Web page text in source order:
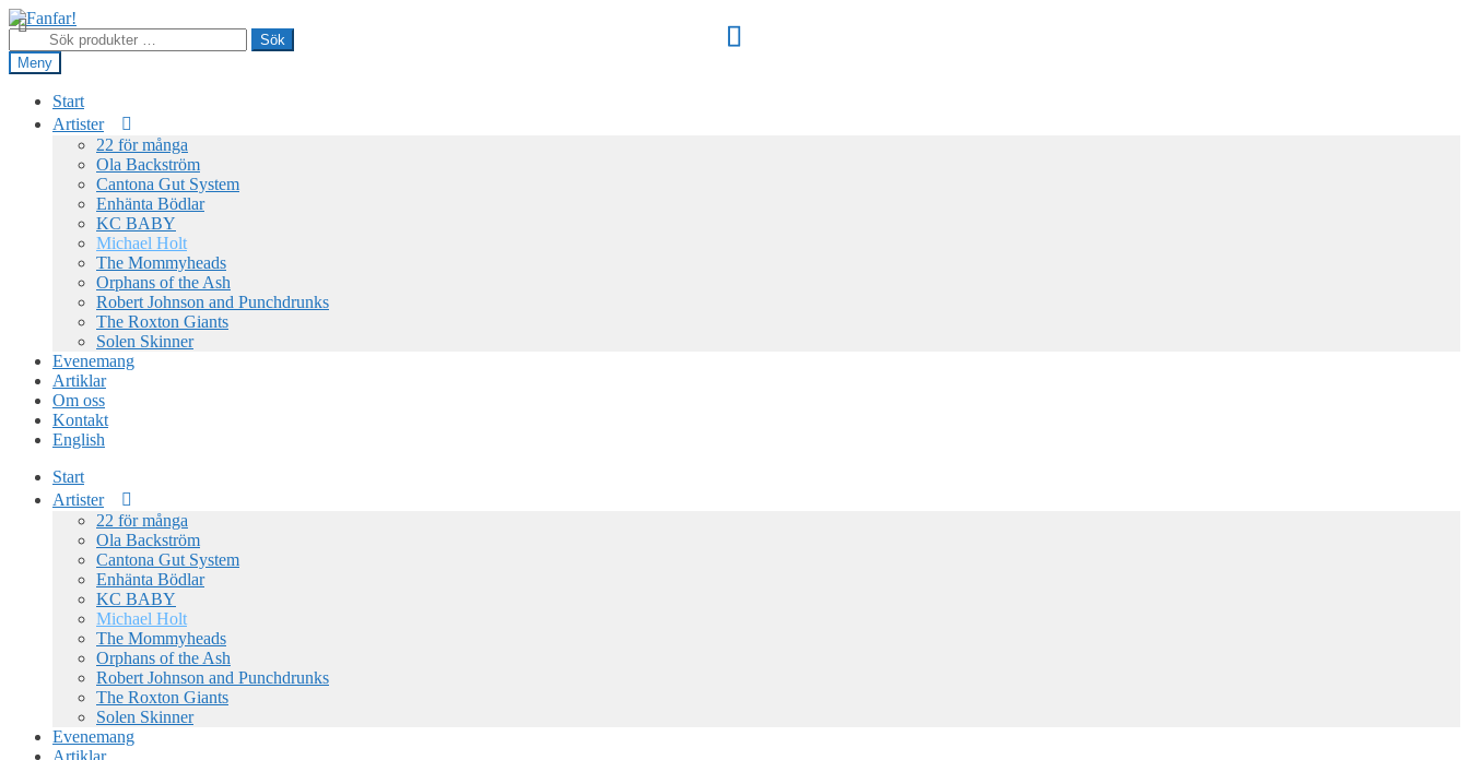
Hoppa
till
navigering
Hoppa
till
innehåll
Sök
efter:
Sök
Meny
Start
Artister
22 för många
Ola Backström
Cantona Gut System
Enhänta Bödlar
KC BABY
Michael Holt
The Mommyheads
Orphans of the Ash
Robert Johnson and Punchdrunks
The Roxton Giants
Solen Skinner
Evenemang
Artiklar
Om oss
Kontakt
English
Start
Artister
22 för många
Ola Backström
Cantona Gut System
Enhänta Bödlar
KC BABY
Michael Holt
The Mommyheads
Orphans of the Ash
Robert Johnson and Punchdrunks
The Roxton Giants
Solen Skinner
Evenemang
Artiklar